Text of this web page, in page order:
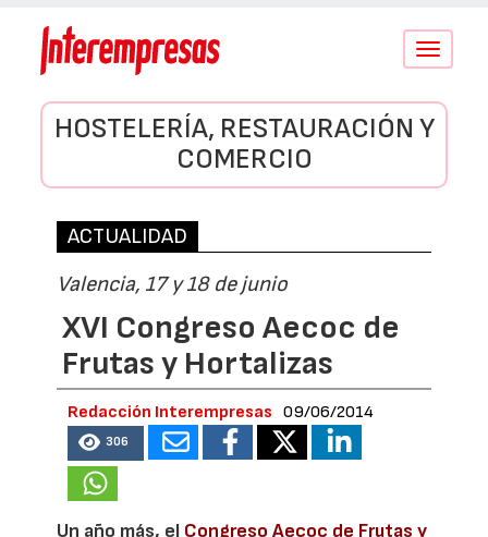
Conmutar
HOSTELERÍA, RESTAURACIÓN Y
COMERCIO
ACTUALIDAD
Valencia, 17 y 18 de junio
XVI Congreso Aecoc de
Frutas y Hortalizas
Redacción Interempresas 09/06/2014
306
Un año más, el Congreso Aecoc de Frutas y